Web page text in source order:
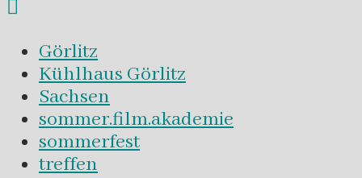
Görlitz
Kühlhaus Görlitz
Sachsen
sommer.film.akademie
sommerfest
treffen